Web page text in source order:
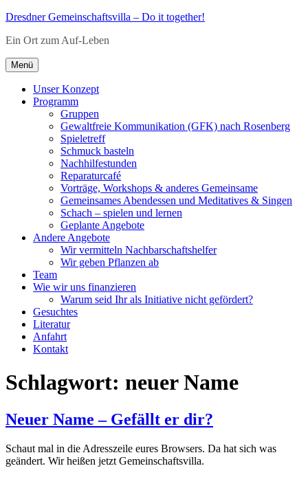
Zum
springen
Dresdner Gemeinschaftsvilla – Do it together!
Ein Ort zum Auf-Leben
Menü
Unser Konzept
Programm
Gruppen
Gewaltfreie Kommunikation (GFK) nach Rosenberg
Spieletreff
Schmuck basteln
Nachhilfestunden
Reparaturcafé
Vorträge, Workshops & anderes Gemeinsame
Gemeinsames Abendessen und Meditatives & Singen
Schach – spielen und lernen
Geplante Angebote
Andere Angebote
Wir vermitteln Nachbarschaftshelfer
Wir geben Pflanzen ab
Team
Wie wir uns finanzieren
Warum seid Ihr als Initiative nicht gefördert?
Gesuchtes
Literatur
Anfahrt
Kontakt
Schlagwort: neuer Name
Neuer Name – Gefällt er dir?
Schaut mal in die Adresszeile eures Browsers. Da hat sich was
geändert. Wir heißen jetzt Gemeinschaftsvilla.